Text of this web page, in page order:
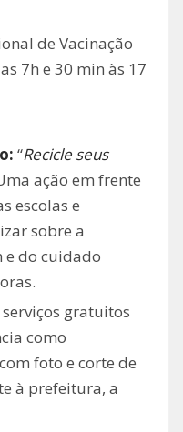
de Vacinação
7h e 30 min às 17
“Recicle seus
ação em frente
escolas e
sobre a
e do cuidado
gratuitos
como
foto e corte de
à prefeitura, a